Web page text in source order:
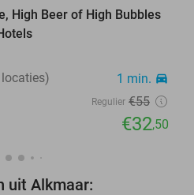
High Beer of High Bubbles
locaties)
1 min. directions_car
Regulier €55
€32,50
uit Alkmaar: